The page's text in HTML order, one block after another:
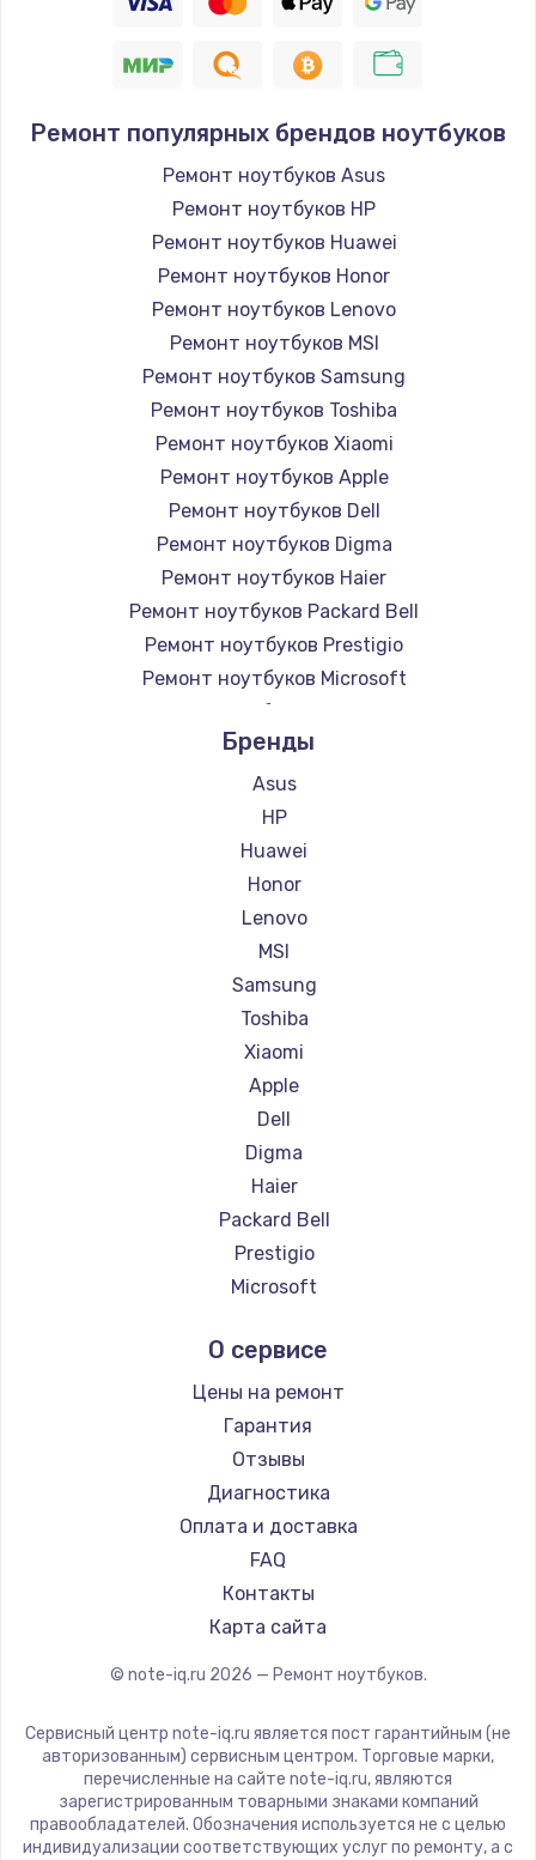
Ремонт популярных брендов ноутбуков
Ремонт ноутбуков Asus
Ремонт ноутбуков HP
Ремонт ноутбуков Huawei
Ремонт ноутбуков Honor
Ремонт ноутбуков Lenovo
Ремонт ноутбуков MSI
Ремонт ноутбуков Samsung
Ремонт ноутбуков Toshiba
Ремонт ноутбуков Xiaomi
Ремонт ноутбуков Apple
Ремонт ноутбуков Dell
Ремонт ноутбуков Digma
Ремонт ноутбуков Haier
Ремонт ноутбуков Packard Bell
Ремонт ноутбуков Prestigio
Ремонт ноутбуков Microsoft
Ремонт ноутбуков Alienware
Ремонт ноутбуков Aquarius
Ремонт ноутбуков Gigabyte
Ремонт ноутбуков Aorus
Ремонт ноутбуков Maibenben
Ремонт ноутбуков Getac
Ремонт ноутбуков Epson
Ремонт ноутбуков Philips
Ремонт ноутбуков LG
Ремонт ноутбуков Panasonic
Ремонт ноутбуков Irbis
Ремонт ноутбуков Thunderobot
Ремонт ноутбуков Hasee
Ремонт ноутбуков ZTE
Ремонт ноутбуков Hiper
Ремонт ноутбуков Evga
Ремонт ноутбуков Google
Ремонт ноутбуков Echips
Ремонт ноутбуков Predator
Ремонт ноутбуков iru
Ремонт ноутбуков Machenike
Ремонт ноутбуков DEXP
Ремонт ноутбуков Teclast
Ремонт ноутбуков CHUWI
Ремонт ноутбуков Colorful
Бренды
Asus
HP
Huawei
Honor
Lenovo
MSI
Samsung
Toshiba
Xiaomi
Apple
Dell
Digma
Haier
Packard Bell
Prestigio
Microsoft
Aquarius
Gigabyte
Aorus
Maibenben
Getac
Epson
Philips
LG
Panasonic
ZTE
Hiper
Evga
О сервисе
Цены на ремонт
Гарантия
Отзывы
Диагностика
Оплата и доставка
FAQ
Контакты
Карта сайта
© note-iq.ru 2026 — Ремонт ноутбуков.
Сервисный центр note-iq.ru является пост гарантийным (не
авторизованным) сервисным центром. Торговые марки,
перечисленные на сайте note-iq.ru, являются
зарегистрированным товарными знаками компаний
правообладателей. Обозначения используется не с целью
индивидуализации соответствующих услуг по ремонту, а с